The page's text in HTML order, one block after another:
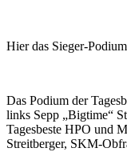
Hier das Sieger-
Das Podium der
links Sepp „Bigtime“
Tagesbeste HPO und
Streitberger, SKM-